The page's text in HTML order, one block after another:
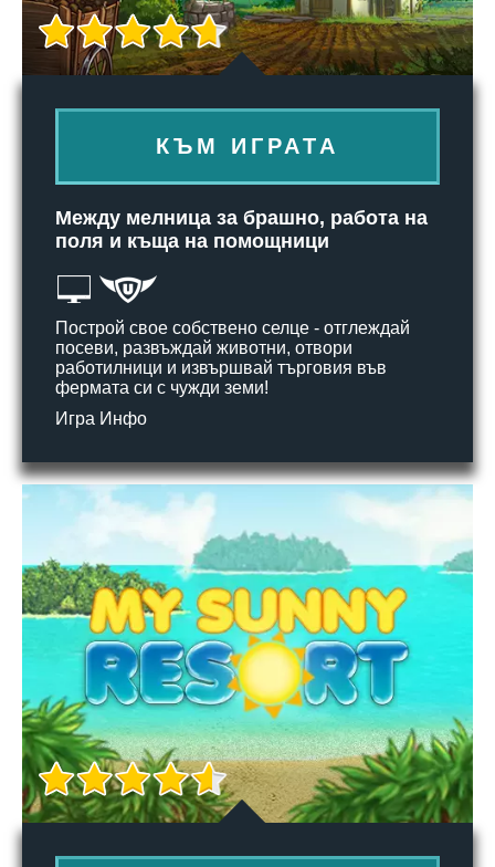
КЪМ ИГРАТА
Между мелница за брашно, работа на
поля и къща на помощници
Построй свое собствено селце - отглеждай
посеви, развъждай животни, отвори
работилници и извършвай търговия във
фермата си с чужди земи!
Игра Инфо